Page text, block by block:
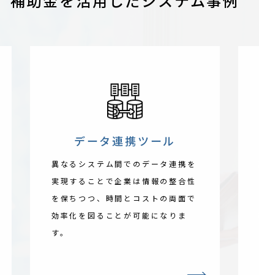
データ連携ツール
異なるシステム間でのデータ連携を
実現することで企業は情報の整合性
を保ちつつ、時間とコストの両面で
効率化を図ることが可能になりま
す。